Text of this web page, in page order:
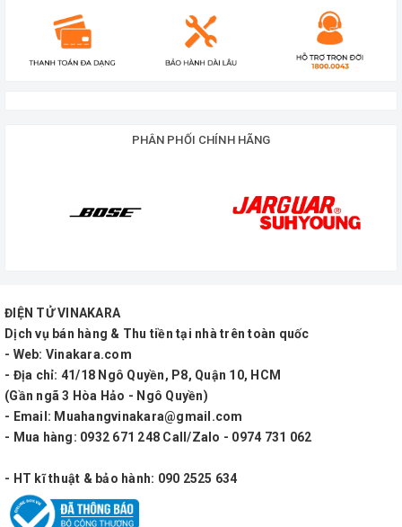
Lưu ý: Hiện nay có một số dòng tương tự như
Newbi nhưng chất lượng kém hơn, chân rỗng
không được đúc nguyên khối như Newbi. Quý
PHÂN PHỐI CHÍNH HÃNG
ĐIỆN TỬ VINAKARA
Dịch vụ bán hàng & Thu tiền tại nhà trên toàn quốc
- Web: Vinakara.com
- Địa chỉ: 41/18 Ngô Quyền, P8, Quận 10, HCM
(Gần ngã 3 Hòa Hảo - Ngô Quyền)
- Email: Muahangvinakara@gmail.com
- Mua hàng: 0932 671 248 Call/Zalo - 0974 731 062
- HT kĩ thuật & bảo hành: 090 2525 634